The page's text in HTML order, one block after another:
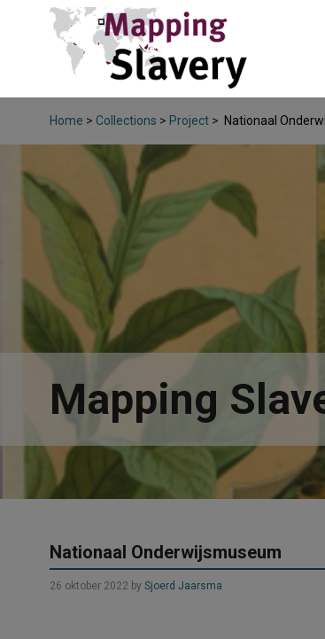
Home > Collections > Project > Nationaal
Mapping
Nationaal Onderwijsmuseum
26 oktober 2022 by Sjoerd Jaarsma